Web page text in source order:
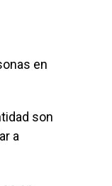
en
son
a